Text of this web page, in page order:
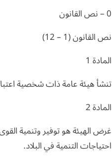
0 – نص القانون
نص القانون (1 – 12)
المادة 1
تنشأ هيئة عامة ذات شخصية
المادة 2
غرض الهيئة هو توفير وتنمية
احتياجات التنمية في البلاد.